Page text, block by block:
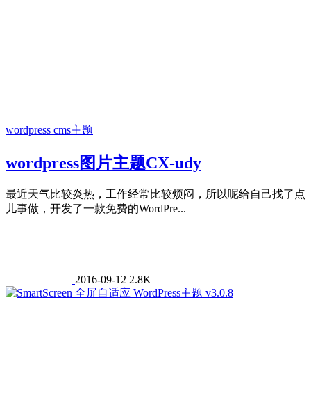
wordpress cms主题
wordpress图片主题CX-udy
最近天气比较炎热，工作经常比较烦闷，所以呢给自己找了点
儿事做，开发了一款免费的WordPre...
2016-09-12 2.8K